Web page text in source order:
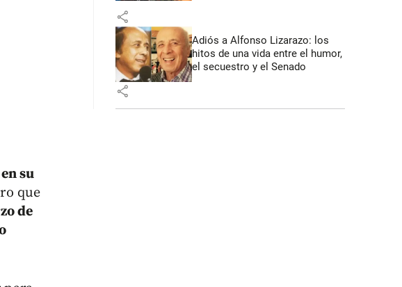
su
que
de
share
Adiós a Alfonso Lizarazo: los
hitos de una vida entre el humor,
el secuestro y el Senado
share